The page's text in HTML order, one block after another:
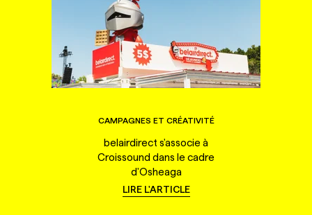
CAMPAGNES ET CRÉATIVITÉ
belairdirect s'associe à
Croissound dans le cadre
d'Osheaga
LIRE L'ARTICLE